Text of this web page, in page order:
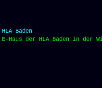
HLA Baden
E-Haus der HLA Baden in der